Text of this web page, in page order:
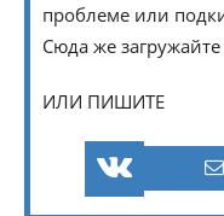
проблеме или
Сюда же
ИЛИ ПИШИТЕ